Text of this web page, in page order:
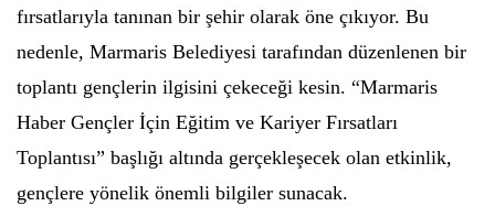
fırsatlarıyla tanınan bir şehir olarak öne çıkıyor. Bu
nedenle, Marmaris Belediyesi tarafından düzenlenen bir
toplantı gençlerin ilgisini çekeceği kesin. “Marmaris
Haber Gençler İçin Eğitim ve Kariyer Fırsatları
Toplantısı” başlığı altında gerçekleşecek olan etkinlik,
gençlere yönelik önemli bilgiler sunacak.